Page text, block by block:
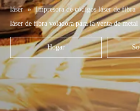
láser » Impresora de códigos láser de fibra
láser de fibra voladora para la venta de metal
Hogar